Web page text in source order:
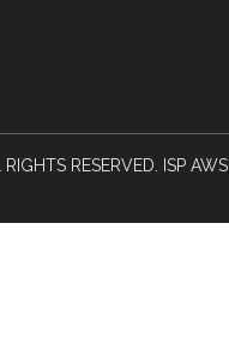
RESERVED. ISP AWS